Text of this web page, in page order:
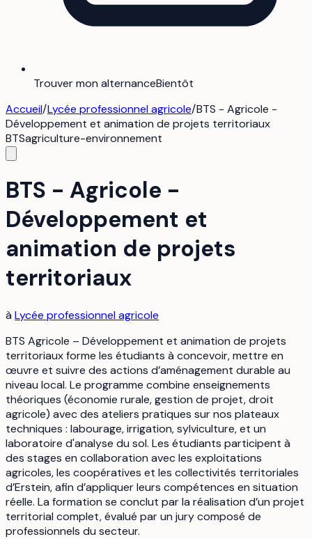
Trouver mon alternanceBientôt
Accueil/Lycée professionnel agricole/BTS - Agricole -
Développement et animation de projets territoriaux
BTSagriculture-environnement
BTS - Agricole -
Développement et
animation de projets
territoriaux
à Lycée professionnel agricole
BTS Agricole – Développement et animation de projets
territoriaux forme les étudiants à concevoir, mettre en
œuvre et suivre des actions d’aménagement durable au
niveau local. Le programme combine enseignements
théoriques (économie rurale, gestion de projet, droit
agricole) avec des ateliers pratiques sur nos plateaux
techniques : labourage, irrigation, sylviculture, et un
laboratoire d'analyse du sol. Les étudiants participent à
des stages en collaboration avec les exploitations
agricoles, les coopératives et les collectivités territoriales
d’Erstein, afin d’appliquer leurs compétences en situation
réelle. La formation se conclut par la réalisation d’un projet
territorial complet, évalué par un jury composé de
professionnels du secteur.